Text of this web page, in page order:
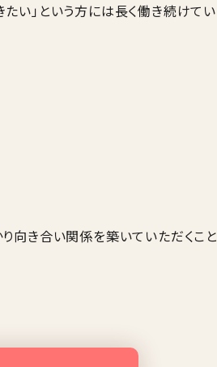
い」という方には長く働き続けてい
向き合い関係を築いていただくこと